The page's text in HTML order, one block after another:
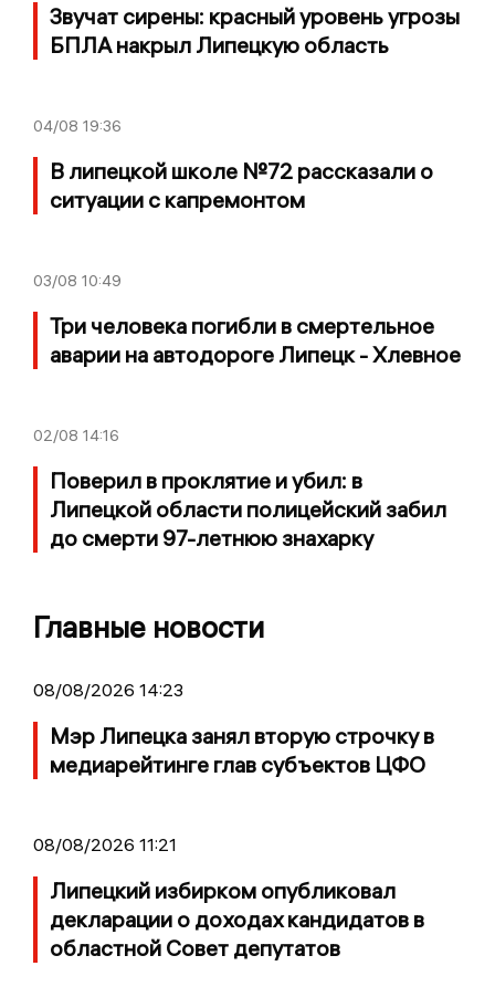
Звучат сирены: красный уровень угрозы
БПЛА накрыл Липецкую область
04/08 19:36
В липецкой школе №72 рассказали о
ситуации с капремонтом
03/08 10:49
Три человека погибли в смертельное
аварии на автодороге Липецк - Хлевное
02/08 14:16
Поверил в проклятие и убил: в
Липецкой области полицейский забил
до смерти 97-летнюю знахарку
Главные новости
08/08/2026 14:23
Мэр Липецка занял вторую строчку в
медиарейтинге глав субъектов ЦФО
08/08/2026 11:21
Липецкий избирком опубликовал
декларации о доходах кандидатов в
областной Совет депутатов